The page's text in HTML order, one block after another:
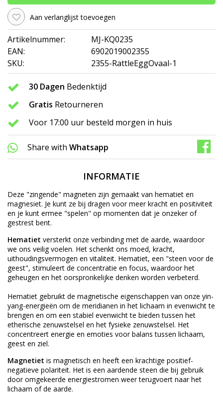
Aan verlanglijst toevoegen
Artikelnummer:
MJ-KQ0235
EAN:
6902019002355
SKU:
2355-RattleEggOvaal-1
30 Dagen Bedenktijd
Gratis Retourneren
Voor 17:00 uur besteld morgen in huis
Share with Whatsapp
INFORMATIE
Deze "zingende" magneten zijn gemaakt van hematiet en
magnesiet. Je kunt ze bij dragen voor meer kracht en positiviteit
en je kunt ermee "spelen" op momenten dat je onzeker of
gestrest bent.
Hematiet versterkt onze verbinding met de aarde, waardoor
we ons veilig voelen. Het schenkt ons moed, kracht,
uithoudingsvermogen en vitaliteit. Hematiet, een "steen voor de
geest", stimuleert de concentratie en focus, waardoor het
geheugen en het oorspronkelijke denken worden verbeterd.
Hematiet gebruikt de magnetische eigenschappen van onze yin-
yang-energieën om de meridianen in het lichaam in evenwicht te
brengen en om een ​​stabiel evenwicht te bieden tussen het
etherische zenuwstelsel en het fysieke zenuwstelsel. Het
concentreert energie en emoties voor balans tussen lichaam,
geest en ziel.
Magnetiet is magnetisch en heeft een krachtige positief-
negatieve polariteit. Het is een aardende steen die bij gebruik
door omgekeerde energiestromen weer terugvoert naar het
lichaam of de aarde.